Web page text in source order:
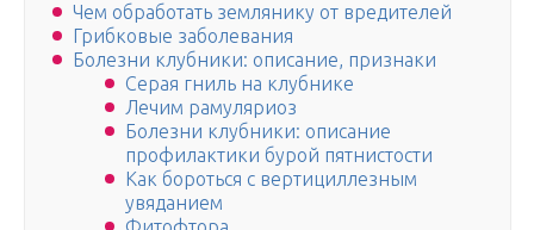
Чем обработать землянику от вредителей
Грибковые заболевания
Болезни клубники: описание, признаки
Серая гниль на клубнике
Лечим рамуляриоз
Болезни клубники: описание
профилактики бурой пятнистости
Как бороться с вертициллезным
увяданием